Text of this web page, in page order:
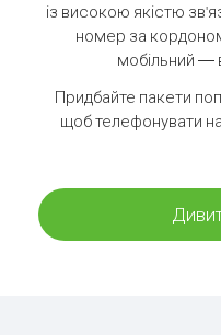
із високою якістю
номер за
мобільний —
Придбайте пакети
щоб телефонувати